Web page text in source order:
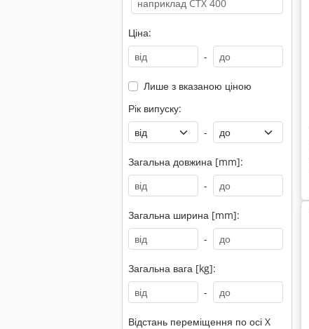
Ціна:
-
Лише з вказаною ціною
Рік випуску:
-
Загальна довжина [mm]:
-
Загальна ширина [mm]:
-
Загальна вага [kg]:
-
Відстань переміщення по осі X